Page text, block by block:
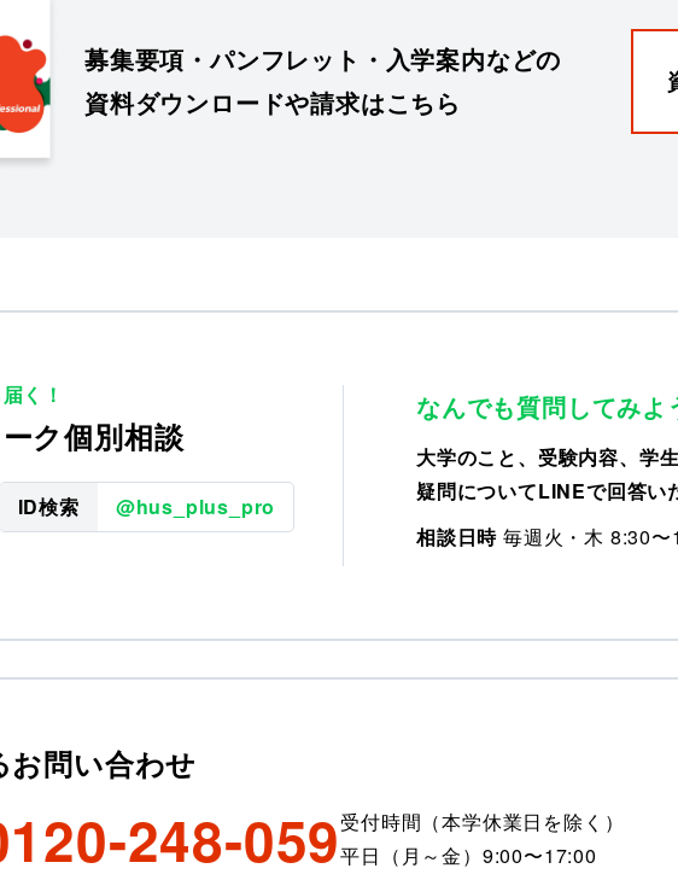
募集要項・パンフレット・入学案内などの
資料ダウンロードや請求はこちら
く！
ク個別相談
ID検索 @hus_plus_pro
なんでも質問してみよ
大学のこと、受験内容、学
疑問についてLINEで回答い
相談日時 毎週火・木 8:30〜
お問い合わせ
248-059受付時間（本学休業日を除く）
平日（月～金）9:00〜17:00